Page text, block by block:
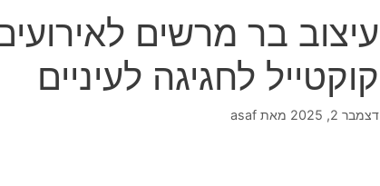
עיצוב בר מרשים
קוקטייל לחגיגה לעיניים
דצמבר 2, 2025 מאת asaf